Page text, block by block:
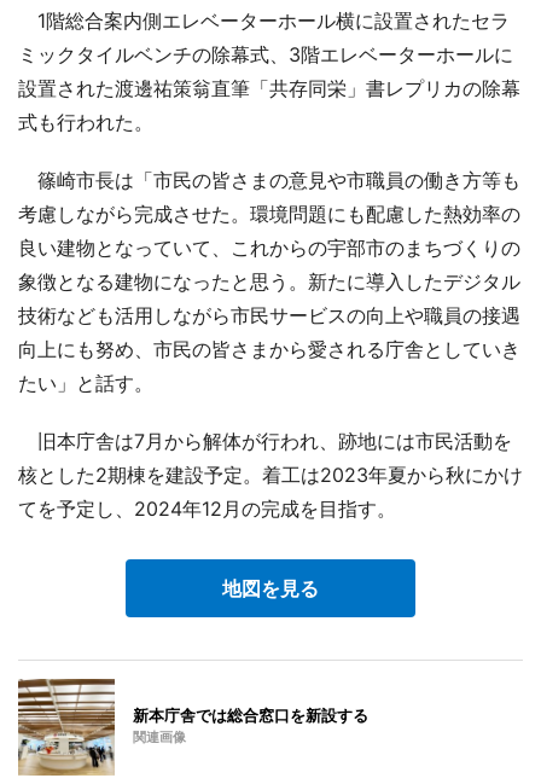
1階総合案内側エレベーターホール横に設置されたセラ
ミックタイルベンチの除幕式、3階エレベーターホールに
設置された渡邊祐策翁直筆「共存同栄」書レプリカの除幕
式も行われた。
篠崎市長は「市民の皆さまの意見や市職員の働き方等も
考慮しながら完成させた。環境問題にも配慮した熱効率の
良い建物となっていて、これからの宇部市のまちづくりの
象徴となる建物になったと思う。新たに導入したデジタル
技術なども活用しながら市民サービスの向上や職員の接遇
向上にも努め、市民の皆さまから愛される庁舎としていき
たい」と話す。
旧本庁舎は7月から解体が行われ、跡地には市民活動を
核とした2期棟を建設予定。着工は2023年夏から秋にかけ
てを予定し、2024年12月の完成を目指す。
地図を見る
新本庁舎では総合窓口を新設する
関連画像